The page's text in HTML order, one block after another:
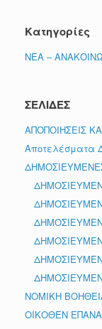
Κατηγορίες
ΝΕΑ –
ΣΕΛΙΔΕΣ
ΑΠΟΠΟΙΗΣΕΙΣ
Αποτελέσματα
ΝΟΜΙΚΗ
ΟΙΚΟΘΕΝ